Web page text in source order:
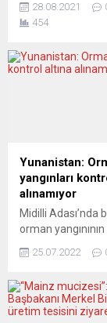
Dönmez,
sağcı Almanya için
Atatürk’lü seçim
tepki gösterdi.
zekâ yoksunluğu”
değerlendirdi.
doğumlu 44
Efgani Dönmez
web sitesinde
28.08.2021
454
Yunanistan:
yangınları
alınamıyor
Midilli Adası’nda
orman
nedeniyle, Vrisa
alanlarının tahliye
edilmesine karar
25.07.2022